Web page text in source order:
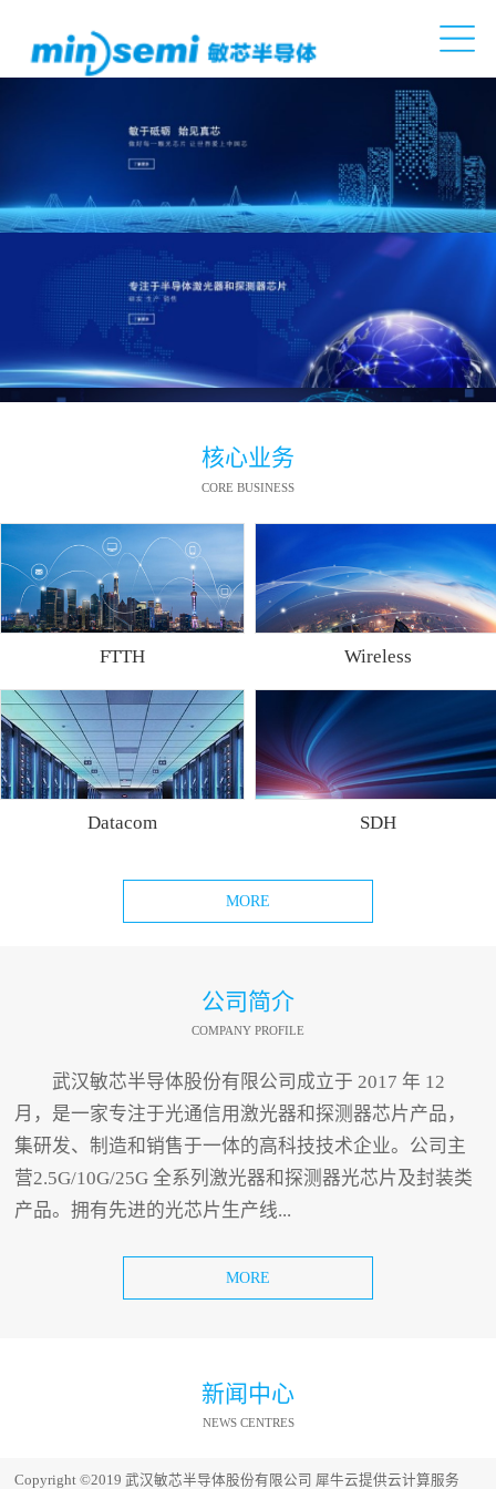
核心业务
CORE BUSINESS
FTTH Wireless
Datacom SDH
MORE
公司简介
COMPANY PROFILE
武汉敏芯半导体股份有限公司成立于 2017 年 12
月，是一家专注于光通信用激光器和探测器芯片产品，
集研发、制造和销售于一体的高科技技术企业。公司主
营2.5G/10G/25G 全系列激光器和探测器光芯片及封装类
产品。拥有先进的光芯片生产线...
MORE
新闻中心
NEWS CENTRES
Copyright ©2019 武汉敏芯半导体股份有限公司 犀牛云提供云计算服务